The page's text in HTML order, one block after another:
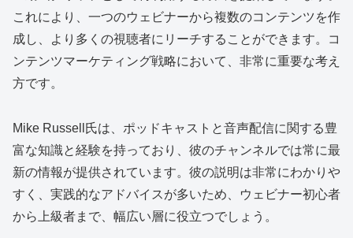
これにより、一つのウェビナーから複数のコンテンツを作
成し、より多くの視聴者にリーチすることができます。コ
ンテンツマーケティング戦略において、非常に重要な考え
方です。
Mike Russell氏は、ポッドキャストと音声配信に関する豊
富な知識と経験を持っており、彼のチャンネルでは常に最
新の情報が提供されています。彼の説明は非常にわかりや
すく、実践的なアドバイスが多いため、ウェビナー初心者
から上級者まで、幅広い層に役立つでしょう。